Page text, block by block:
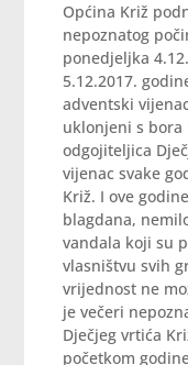
Općina Križ
nepoznatog
ponedjeljka
5.12.2017.
adventski
uklonjeni s bora
odgojiteljica
vijenac svake
Križ. I ove
blagdana,
vandala koji su
vlasništvu svih
vrijednost ne
je večeri
Dječjeg vrtića
početkom